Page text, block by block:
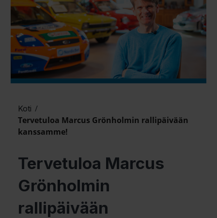
Koti /
Tervetuloa Marcus Grönholmin rallipäivään
kanssamme!
Tervetuloa Marcus
Grönholmin
rallipäivään